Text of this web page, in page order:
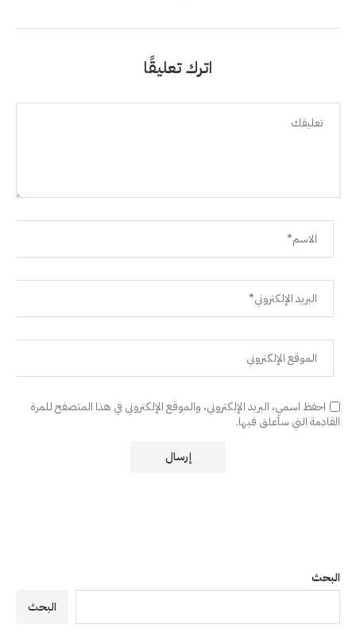
اترك تعليقًا
احفظ اسمي، البريد الإلكتروني، والموقع الإلكتروني في هذا المتصفح للمرة
القادمة التي سأعلق فيها.
البحث
البحث